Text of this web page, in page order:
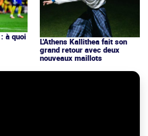
à quoi
L'Athens Kallithea fait son
grand retour avec deux
nouveaux maillots